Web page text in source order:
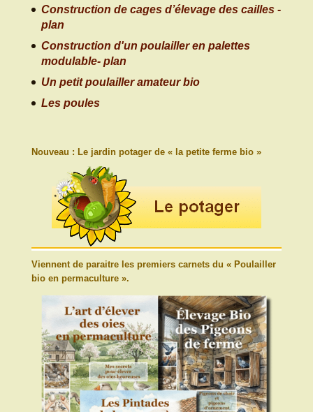
Construction de cages d’élevage des cailles -
plan
Construction d'un poulailler en palettes
modulable- plan
Un petit poulailler amateur bio
Les poules
Nouveau : Le jardin potager de « la petite ferme bio »
Viennent de paraitre les premiers carnets du « Poulailler
bio en permaculture ».